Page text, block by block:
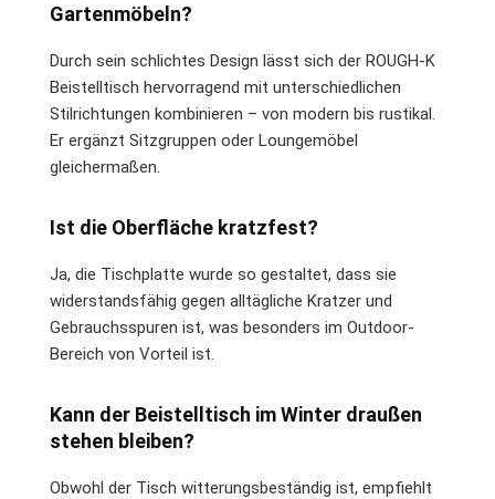
Gartenmöbeln?
Durch sein schlichtes Design lässt sich der ROUGH-K
Beistelltisch hervorragend mit unterschiedlichen
Stilrichtungen kombinieren – von modern bis rustikal.
Er ergänzt Sitzgruppen oder Loungemöbel
gleichermaßen.
Ist die Oberfläche kratzfest?
Ja, die Tischplatte wurde so gestaltet, dass sie
widerstandsfähig gegen alltägliche Kratzer und
Gebrauchsspuren ist, was besonders im Outdoor-
Bereich von Vorteil ist.
Kann der Beistelltisch im Winter draußen
stehen bleiben?
Obwohl der Tisch witterungsbeständig ist, empfiehlt